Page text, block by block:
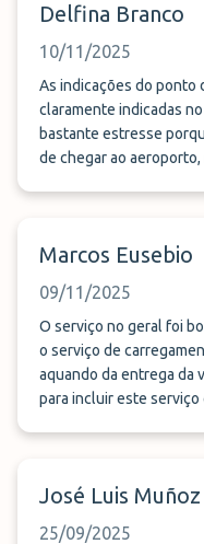
Delfina Branco
10/11/2025
As indicações do ponto
claramente indicadas
bastante estresse
de chegar ao
disso, os funcionários
20mn além do que
sem problema. Obrigada
Marcos Eusebio
09/11/2025
O serviço no geral foi
o serviço de
aquando da entrega da
para incluir este
José Luis
25/09/2025